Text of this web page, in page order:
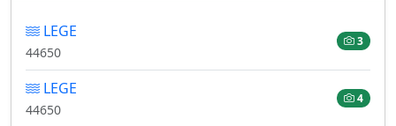
LEGE
44650
3
LEGE
44650
4